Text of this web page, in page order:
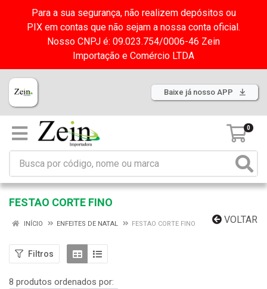
Para a sua segurança, não realizem depósitos ou
PIX em contas que não sejam a nossa conta oficial.
Nosso CNPJ é: 09.023.754/0006-46 Zein
Importação e Comércio LTDA
Baixe já nosso APP
0
FESTAO CORTE FINO
VOLTAR
INÍCIO ENFEITES DE NATAL FESTAO CORTE FINO
Filtros
8 produtos ordenados por: